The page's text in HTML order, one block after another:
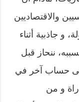
والاقتصاديين
جاذبية أثناء
ننحاز قبل
على حساب آخر في
و من